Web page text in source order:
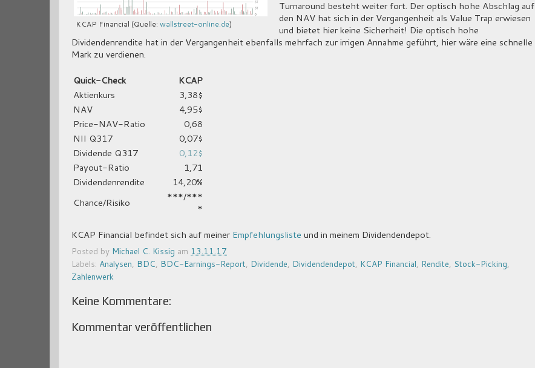
KCAP Financial (Quelle: wallstreet-online.de)
Turnaround besteht weiter fort. Der optisch hohe Abschlag auf
den NAV hat sich in der Vergangenheit als Value Trap erwiesen
und bietet hier keine Sicherheit! Die optisch hohe
Dividendenrendite hat in der Vergangenheit ebenfalls mehrfach zur irrigen Annahme geführt, hier wäre eine schnelle
Mark zu verdienen.
Quick-Check
KCAP
Aktienkurs
3,38$
NAV
4,95$
Price-NAV-Ratio
0,68
NII Q317
0,07$
Dividende Q317
0,12$
Payout-Ratio
1,71
Dividendenrendite
14,20%
Chance/Risiko
***/***
*
KCAP Financial befindet sich auf meiner Empfehlungsliste und in meinem Dividendendepot.
Posted by Michael C. Kissig am 13.11.17
Labels: Analysen, BDC, BDC-Earnings-Report, Dividende, Dividendendepot, KCAP Financial, Rendite, Stock-Picking,
Zahlenwerk
Keine Kommentare:
Kommentar veröffentlichen